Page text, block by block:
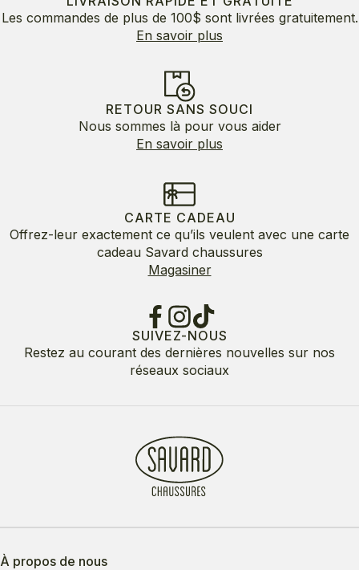
Les commandes de plus de 100$ sont livrées gratuitement.
En savoir plus
RETOUR SANS SOUCI
Nous sommes là pour vous aider
En savoir plus
CARTE CADEAU
Offrez-leur exactement ce qu’ils veulent avec une carte
cadeau Savard chaussures
Magasiner
SUIVEZ-NOUS
Restez au courant des dernières nouvelles sur nos
réseaux sociaux
À propos de nous